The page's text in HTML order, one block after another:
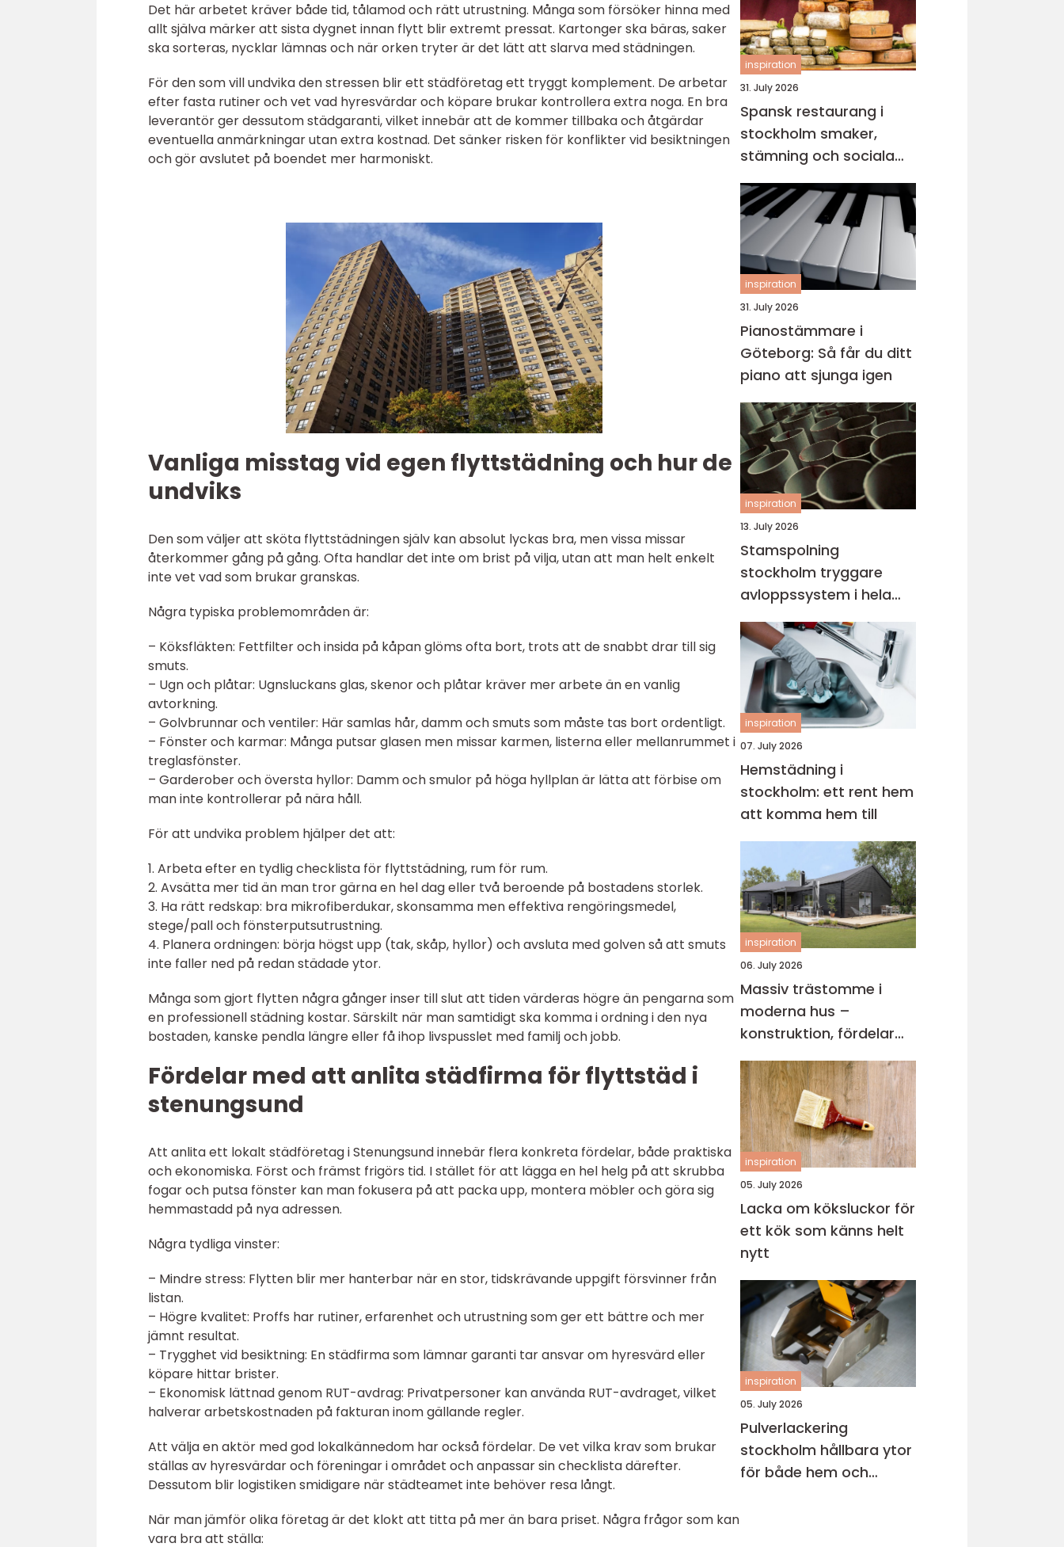
Det här arbetet kräver både tid, tålamod och rätt utrustning. Många som försöker hinna med
allt själva märker att sista dygnet innan flytt blir extremt pressat. Kartonger ska bäras, saker
ska sorteras, nycklar lämnas och när orken tryter är det lätt att slarva med städningen.
För den som vill undvika den stressen blir ett städföretag ett tryggt komplement. De arbetar
efter fasta rutiner och vet vad hyresvärdar och köpare brukar kontrollera extra noga. En bra
leverantör ger dessutom städgaranti, vilket innebär att de kommer tillbaka och åtgärdar
eventuella anmärkningar utan extra kostnad. Det sänker risken för konflikter vid besiktningen
och gör avslutet på boendet mer harmoniskt.
Vanliga misstag vid egen flyttstädning och hur de
undviks
Den som väljer att sköta flyttstädningen själv kan absolut lyckas bra, men vissa missar
återkommer gång på gång. Ofta handlar det inte om brist på vilja, utan att man helt enkelt
inte vet vad som brukar granskas.
Några typiska problemområden är:
– Köksfläkten: Fettfilter och insida på kåpan glöms ofta bort, trots att de snabbt drar till sig
smuts.
– Ugn och plåtar: Ugnsluckans glas, skenor och plåtar kräver mer arbete än en vanlig
avtorkning.
– Golvbrunnar och ventiler: Här samlas hår, damm och smuts som måste tas bort ordentligt.
– Fönster och karmar: Många putsar glasen men missar karmen, listerna eller mellanrummet i
treglasfönster.
– Garderober och översta hyllor: Damm och smulor på höga hyllplan är lätta att förbise om
man inte kontrollerar på nära håll.
För att undvika problem hjälper det att:
1. Arbeta efter en tydlig checklista för flyttstädning, rum för rum.
2. Avsätta mer tid än man tror gärna en hel dag eller två beroende på bostadens storlek.
3. Ha rätt redskap: bra mikrofiberdukar, skonsamma men effektiva rengöringsmedel,
stege/pall och fönsterputsutrustning.
4. Planera ordningen: börja högst upp (tak, skåp, hyllor) och avsluta med golven så att smuts
inte faller ned på redan städade ytor.
Många som gjort flytten några gånger inser till slut att tiden värderas högre än pengarna som
en professionell städning kostar. Särskilt när man samtidigt ska komma i ordning i den nya
bostaden, kanske pendla längre eller få ihop livspusslet med familj och jobb.
Fördelar med att anlita städfirma för flyttstäd i
stenungsund
Att anlita ett lokalt städföretag i Stenungsund innebär flera konkreta fördelar, både praktiska
och ekonomiska. Först och främst frigörs tid. I stället för att lägga en hel helg på att skrubba
fogar och putsa fönster kan man fokusera på att packa upp, montera möbler och göra sig
hemmastadd på nya adressen.
Några tydliga vinster:
– Mindre stress: Flytten blir mer hanterbar när en stor, tidskrävande uppgift försvinner från
listan.
– Högre kvalitet: Proffs har rutiner, erfarenhet och utrustning som ger ett bättre och mer
jämnt resultat.
– Trygghet vid besiktning: En städfirma som lämnar garanti tar ansvar om hyresvärd eller
köpare hittar brister.
– Ekonomisk lättnad genom RUT-avdrag: Privatpersoner kan använda RUT-avdraget, vilket
halverar arbetskostnaden på fakturan inom gällande regler.
Att välja en aktör med god lokalkännedom har också fördelar. De vet vilka krav som brukar
ställas av hyresvärdar och föreningar i området och anpassar sin checklista därefter.
Dessutom blir logistiken smidigare när städteamet inte behöver resa långt.
När man jämför olika företag är det klokt att titta på mer än bara priset. Några frågor som kan
vara bra att ställa:
inspiration
31. July 2026
Spansk restaurang i
stockholm smaker,
stämning och sociala
middagar
inspiration
31. July 2026
Pianostämmare i
Göteborg: Så får du ditt
piano att sjunga igen
inspiration
13. July 2026
Stamspolning
stockholm tryggare
avloppssystem i hela
fastigheten
inspiration
07. July 2026
Hemstädning i
stockholm: ett rent hem
att komma hem till
inspiration
06. July 2026
Massiv trästomme i
moderna hus –
konstruktion, fördelar
och arkitektur för
hållbart byggande
inspiration
05. July 2026
Lacka om köksluckor för
ett kök som känns helt
nytt
inspiration
05. July 2026
Pulverlackering
stockholm hållbara ytor
för både hem och